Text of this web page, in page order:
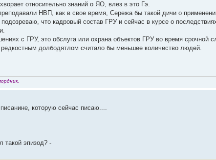
относительно знаний о ЯО, влез в это Гэ.
НВП, как в свое время, Сережа бы такой дичи о
что кадровый состав ГРУ и сейчас в курсе о
с ГРУ, это обслуга или охрана объектов ГРУ во время срочной
долбодятлом считало бы меньшее количество людей.
которую сейчас писаю....
такой эпизод? -